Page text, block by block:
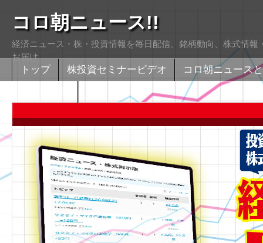
コロ朝ニュース!!
経済ニュース・株・投資情報を毎日配信。銘柄動向、株式情
お届け
トップ 株投資セミナービデオ
コロ朝ニュース